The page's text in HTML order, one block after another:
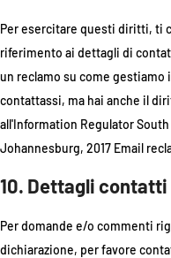
Per esercitare questi diritti, ti
riferimento ai dettagli di
un reclamo su come
contattassi, ma hai anche il
all'Information Regulator
Johannesburg, 2017 Email
10. Dettagli contatti
Per domande e/o commenti
dichiarazione, per favore